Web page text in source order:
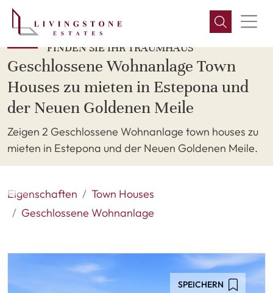
FINDEN SIE IHR TRAUMHAUS
Geschlossene Wohnanlage Town
Houses zu mieten in Estepona und
der Neuen Goldenen Meile
Zeigen 2 Geschlossene Wohnanlage town houses zu
mieten in Estepona und der Neuen Goldenen Meile.
Eigenschaften
Town Houses
Geschlossene Wohnanlage
SPEICHERN